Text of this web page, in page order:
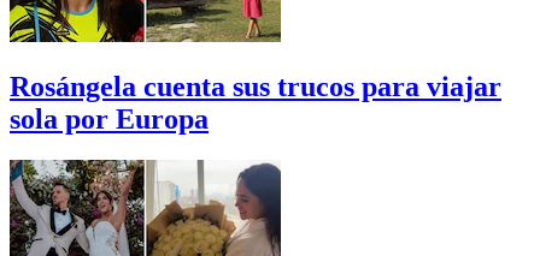
Rosángela cuenta sus trucos para viajar
sola por Europa